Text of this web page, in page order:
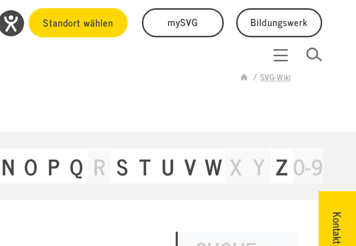
Standort wählen mySVG Bildungswerk
SVG-Wiki
Kontakt
N O P Q R S T U V W X Y Z0-9